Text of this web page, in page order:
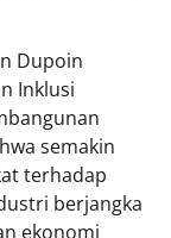
Dupoin
Inklusi
semakin
terhadap
berjangka
ekonomi